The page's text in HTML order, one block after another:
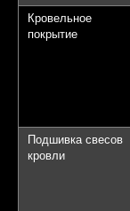
Кровельное
покрытие
Подшивка свесов
кровли